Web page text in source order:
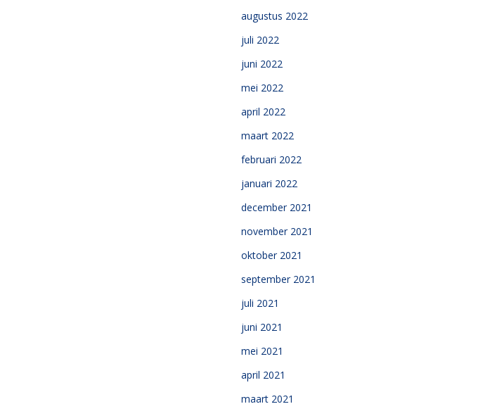
augustus 2022
juli 2022
juni 2022
mei 2022
april 2022
maart 2022
februari 2022
januari 2022
december 2021
november 2021
oktober 2021
september 2021
juli 2021
juni 2021
mei 2021
april 2021
maart 2021